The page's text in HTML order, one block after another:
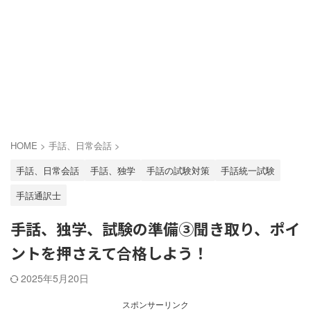
HOME > 手話、日常会話 >
手話、日常会話
手話、独学 手話の試験対策
手話統一試験
手話通訳士
手話、独学、試験の準備③聞き取り、ポイ
ントを押さえて合格しよう！
2025年5月20日
スポンサーリンク